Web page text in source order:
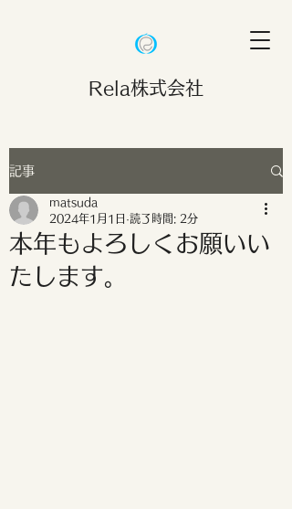
Rela株式会社
記事
本年もよろしくお願いい
たします。
matsuda
2024年1月1日 読了時間: 2分